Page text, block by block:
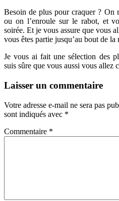
Besoin de plus pour craquer ? On
ou on l’enroule sur le rabot, et
soirée. Et je vous assure que vous
vous êtes partie jusqu’au bout de la
Je vous ai fait une sélection des
suis sûre que vous aussi vous allez
Laisser un commentaire
Votre adresse e-mail ne sera pas
sont indiqués avec *
Commentaire *